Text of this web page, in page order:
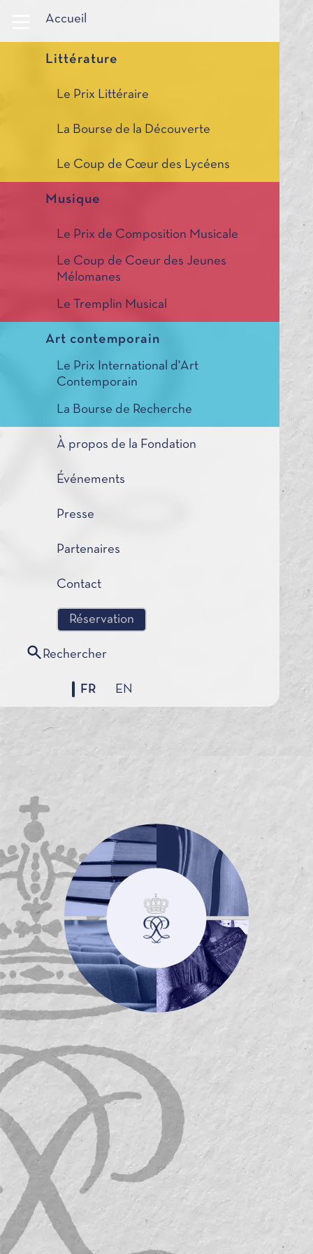
Accueil
Littérature
Le Prix Littéraire
La Bourse de la Découverte
Le Coup de Cœur des Lycéens
Musique
Le Prix de Composition Musicale
Le Coup de Coeur des Jeunes
Mélomanes
Le Tremplin Musical
Art contemporain
Le Prix International d'Art
Contemporain
La Bourse de Recherche
À propos de la Fondation
Événements
Presse
Partenaires
Contact
Réservation
Rechercher
FR EN